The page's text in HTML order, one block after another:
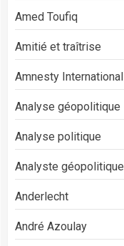
Amed Toufiq
Amitié et traîtrise
Amnesty International
Analyse géopolitique
Analyse politique
Analyste géopolitique
Anderlecht
André Azoulay